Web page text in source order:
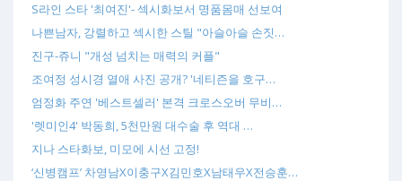
S라인 스타 '최여진'- 섹시화보서 명품몸매 선보여
나쁜남자, 강렬하고 섹시한 스틸 "아슬아슬 손짓…
진구-쥬니 "개성 넘치는 매력의 커플"
조여정 성시경 열애 사진 공개? '네티즌을 호구…
엄정화 주연 '베스트셀러' 본격 크로스오버 무비…
'렛미인4' 박동희, 5천만원 대수술 후 역대 …
지나 스타화보, 미모에 시선 고정!
‘신병캠프’ 차영남X이충구X김민호X남태우X전승훈…